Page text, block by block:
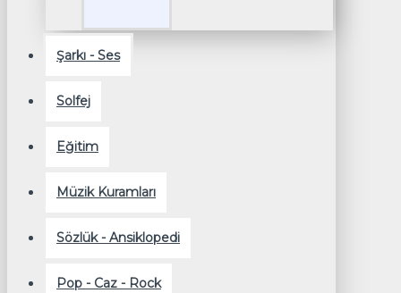
Şarkı - Ses
Solfej
Eğitim
Müzik Kuramları
Sözlük - Ansiklopedi
Pop - Caz - Rock